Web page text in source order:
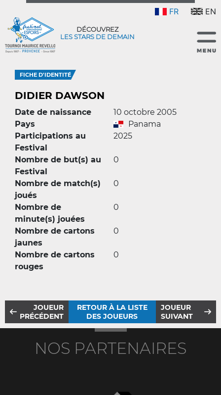
FR EN
DÉCOUVREZ
LES STARS DE DEMAIN
FICHE D'IDENTITÉ
DIDIER DAWSON
Date de naissance
10 octobre 2005
Pays
Panama
Participations au
Festival
2025
Nombre de but(s) au
Festival
0
Nombre de match(s)
joués
0
Nombre de
minute(s) jouées
0
Nombre de cartons
jaunes
0
Nombre de cartons
rouges
0
JOUEUR
PRÉCÉDENT
RETOUR À LA LISTE
DES JOUEURS
JOUEUR
SUIVANT
NOS PARTENAIRES